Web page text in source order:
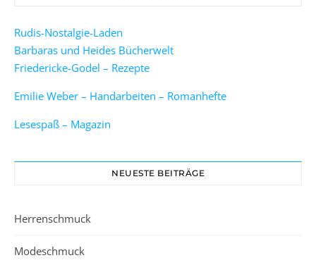
Rudis-Nostalgie-Laden
Barbaras und Heides Bücherwelt
Friedericke-Godel – Rezepte
Emilie Weber – Handarbeiten – Romanhefte
Lesespaß – Magazin
NEUESTE BEITRÄGE
Herrenschmuck
Modeschmuck